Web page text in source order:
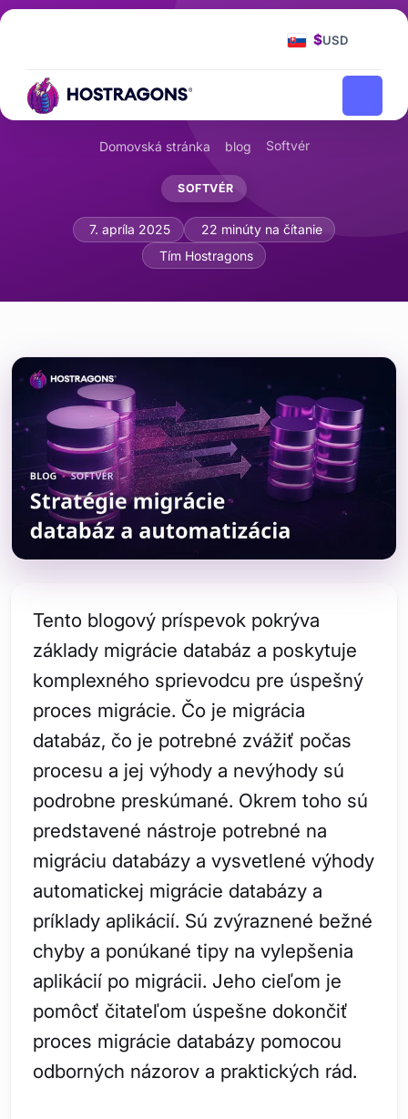
$USD
Domovská stránka blog Softvér
SOFTVÉR
Stratégie migrácie databáz a
7. apríla 2025
22 minúty na čítanie
Tím Hostragons
Tento blogový príspevok pokrýva
základy migrácie databáz a poskytuje
komplexného sprievodcu pre úspešný
proces migrácie. Čo je migrácia
databáz, čo je potrebné zvážiť počas
procesu a jej výhody a nevýhody sú
podrobne preskúmané. Okrem toho sú
predstavené nástroje potrebné na
migráciu databázy a vysvetlené výhody
automatickej migrácie databázy a
príklady aplikácií. Sú zvýraznené bežné
chyby a ponúkané tipy na vylepšenia
aplikácií po migrácii. Jeho cieľom je
pomôcť čitateľom úspešne dokončiť
proces migrácie databázy pomocou
odborných názorov a praktických rád.